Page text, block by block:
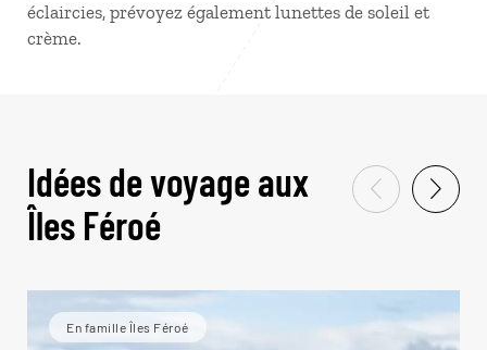
éclaircies, prévoyez également lunettes de soleil et
crème.
Idées de voyage aux
Îles Féroé
En famille Îles Féroé